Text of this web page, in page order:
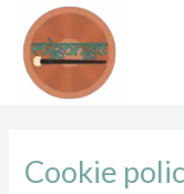
content
Cookie